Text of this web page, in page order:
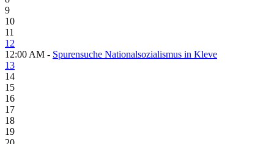
9
10
11
12
12:00 AM - Spurensuche Nationalsozialismus in Kleve
13
14
15
16
17
18
19